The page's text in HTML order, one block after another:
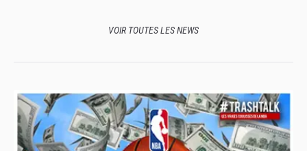
VOIR TOUTES LES NEWS